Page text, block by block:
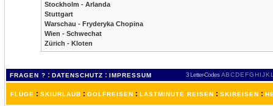
Stockholm - Arlanda
Stuttgart
Warschau - Fryderyka Chopina
Wien - Schwechat
Zürich - Kloten
FRAGEN ? : DATENSCHUTZ : IMPRESSUM 3 Letter-Codes ABCDEFGH IJKL
FLÜGE : SKIURLAUB : GOLFREISEN : LASTMINUTE REISEN : SKIREISEN :